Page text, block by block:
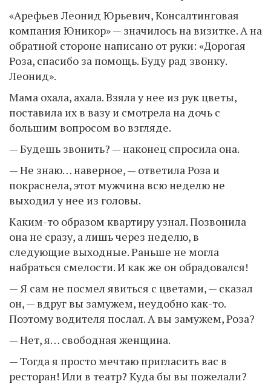
«Арефьев Леонид Юрьевич, Консалтинговая
компания Юникор» — значилось на визитке. А на
обратной стороне написано от руки: «Дорогая
Роза, спасибо за помощь. Буду рад звонку.
Леонид».
Мама охала, ахала. Взяла у нее из рук цветы,
поставила их в вазу и смотрела на дочь с
большим вопросом во взгляде.
— Будешь звонить? — наконец спросила она.
— Не знаю… наверное, — ответила Роза и
покраснела, этот мужчина всю неделю не
выходил у нее из головы.
Каким-то образом квартиру узнал. Позвонила
она не сразу, а лишь через неделю, в
следующие выходные. Раньше не могла
набраться смелости. И как же он обрадовался!
— Я сам не посмел явиться с цветами, — сказал
он, — вдруг вы замужем, неудобно как-то.
Поэтому водителя послал. А вы замужем, Роза?
— Нет, я… свободная женщина.
— Тогда я просто мечтаю пригласить вас в
ресторан! Или в театр? Куда бы вы пожелали?